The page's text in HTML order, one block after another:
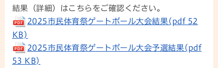
結果（詳細）はこちらをご確認ください。
2025市民体育祭ゲートボール大会結果(pdf 52
KB)
2025市民体育祭ゲートボール大会予選結果(pdf
53 KB)